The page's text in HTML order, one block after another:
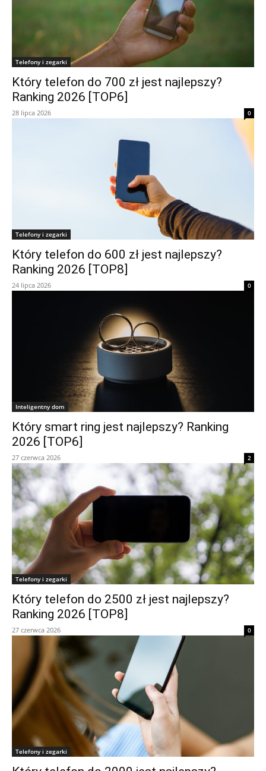
Telefony i zegarki
Który telefon do 700 zł jest najlepszy?
Ranking 2026 [TOP6]
28 lipca 2026 0
Telefony i zegarki
Który telefon do 600 zł jest najlepszy?
Ranking 2026 [TOP8]
24 lipca 2026 0
Inteligentny dom
Który smart ring jest najlepszy? Ranking
2026 [TOP6]
27 czerwca 2026 2
Telefony i zegarki
Który telefon do 2500 zł jest najlepszy?
Ranking 2026 [TOP8]
27 czerwca 2026 0
Telefony i zegarki